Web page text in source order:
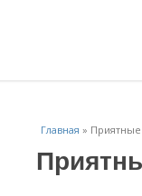
Главная »